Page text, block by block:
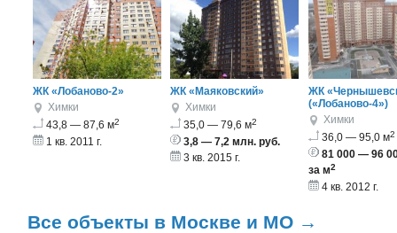
ЖК «Лобаново-2»
Химки
43,8 — 87,6 м2
1 кв. 2011 г.
ЖК «Маяковский»
Химки
35,0 — 79,6 м2
3,8 — 7,2 млн. руб.
3 кв. 2015 г.
ЖК
(«Лобаново-4»)
Химки
36,0 — 95,0 м2
81 000 — 96
за м2
4 кв. 2012 г.
Все объекты в Москве и МО →